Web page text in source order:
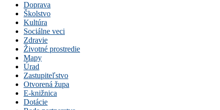
Doprava
Školstvo
Kultúra
Sociálne veci
Zdravie
Životné prostredie
Mapy
Úrad
Zastupiteľstvo
Otvorená župa
E-knižnica
Dotácie